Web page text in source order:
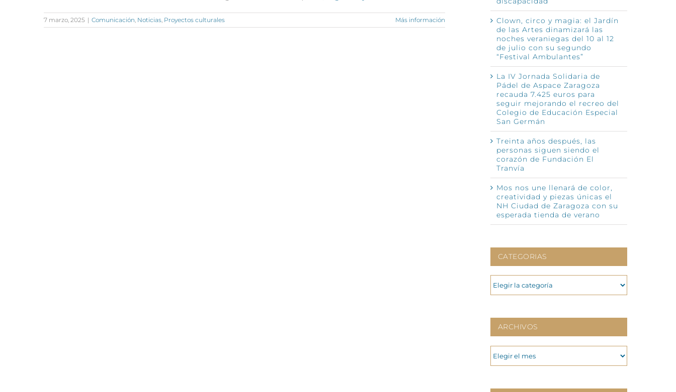
7 marzo, 2025 | Comunicación, Noticias, Proyectos culturales Más información
Clown, circo y magia: el Jardín
de las Artes dinamizará las
noches veraniegas del 10 al 12
de julio con su segundo
“Festival Ambulantes”
La IV Jornada Solidaria de
Pádel de Aspace Zaragoza
recauda 7.425 euros para
seguir mejorando el recreo del
Colegio de Educación Especial
San Germán
Treinta años después, las
personas siguen siendo el
corazón de Fundación El
Tranvía
Mos nos une llenará de color,
creatividad y piezas únicas el
NH Ciudad de Zaragoza con su
esperada tienda de verano
CATEGORIAS
CATEGORIAS
ARCHIVOS
ARCHIVOS